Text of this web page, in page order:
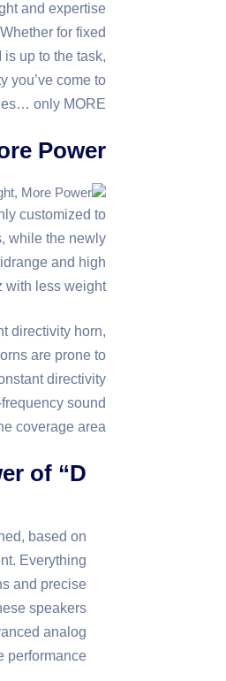
and expertise
for fixed
up to the task,
you’ve come to
only MORE.
Power
customized to
while the newly
and high
with less weight.
directivity horn,
are prone to
directivity
sound
coverage area.
of “D”
based on
Everything
and precise
speakers
analog
performance.